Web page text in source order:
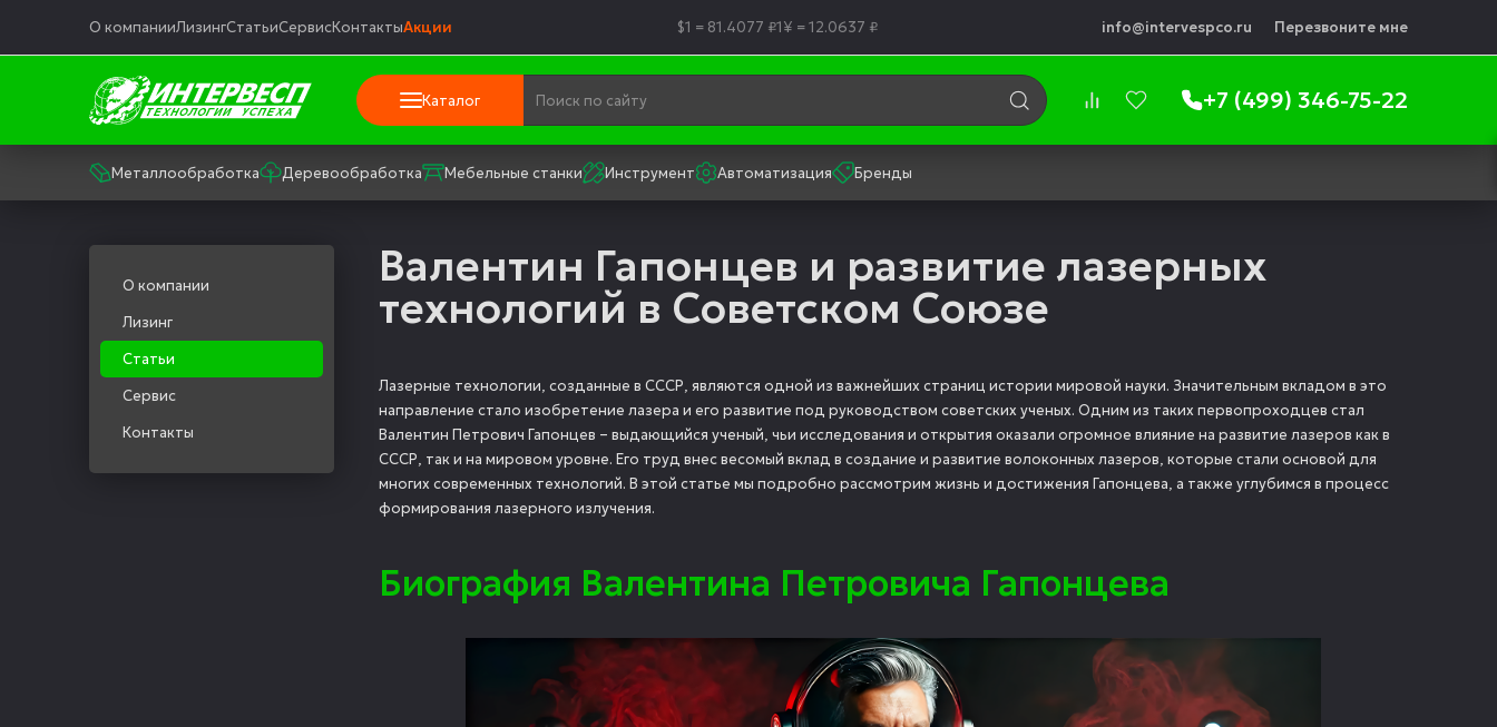
О компанииЛизингСтатьиСервисКонтактыАкции $1 = 81.4077 ₽1¥ = 12.0637 ₽ info@intervespco.ru Перезвоните мне
Каталог +7 (499) 346-75-22
Металлообработка Деревообработка Мебельные станки Инструмент Автоматизация Бренды
О компании
Лизинг
Статьи
Сервис
Контакты
Валентин Гапонцев и развитие лазерных
технологий в Советском Союзе
Лазерные технологии, созданные в СССР, являются одной из важнейших страниц истории мировой науки. Значительным вкладом в это
направление стало изобретение лазера и его развитие под руководством советских ученых. Одним из таких первопроходцев стал
Валентин Петрович Гапонцев – выдающийся ученый, чьи исследования и открытия оказали огромное влияние на развитие лазеров как в
СССР, так и на мировом уровне. Его труд внес весомый вклад в создание и развитие волоконных лазеров, которые стали основой для
многих современных технологий. В этой статье мы подробно рассмотрим жизнь и достижения Гапонцева, а также углубимся в процесс
формирования лазерного излучения.
Биография Валентина Петровича Гапонцева